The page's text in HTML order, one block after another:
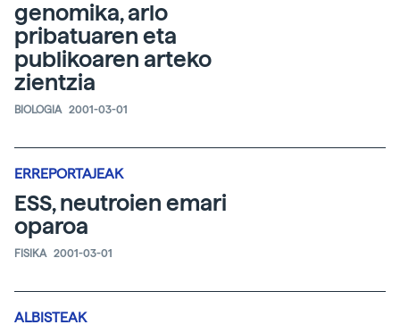
genomika, arlo
pribatuaren eta
publikoaren arteko
zientzia
BIOLOGIA 2001-03-01
ERREPORTAJEAK
ESS, neutroien emari
oparoa
FISIKA 2001-03-01
ALBISTEAK